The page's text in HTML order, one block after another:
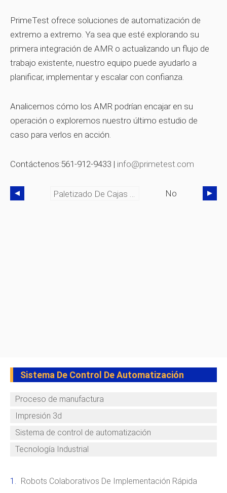
PrimeTest ofrece soluciones de automatización de
extremo a extremo. Ya sea que esté explorando su
primera integración de AMR o actualizando un flujo de
trabajo existente, nuestro equipo puede ayudarlo a
planificar, implementar y escalar con confianza.
Analicemos cómo los AMR podrían encajar en su
operación o exploremos nuestro último estudio de
caso para verlos en acción.
Contáctenos:561‑912‑9433 | info@primetest.com
Paletizado De Cajas Mixtas En Tiempo Real Con Tecnología Photoneo MotionCam‑3D No
Sistema De Control De Automatización
Proceso de manufactura
Impresión 3d
Sistema de control de automatización
Tecnología Industrial
Robots Colaborativos De Implementación Rápida